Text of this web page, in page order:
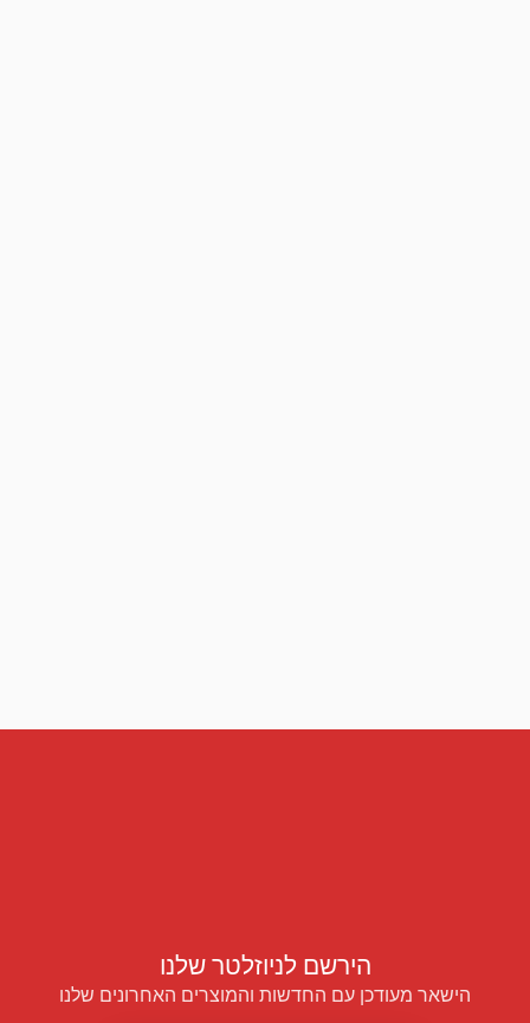
הירשם לניוזלטר שלנו
הישאר מעודכן עם החדשות והמוצרים האחרונים שלנו